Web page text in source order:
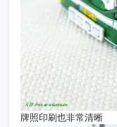
牌照印刷也非常清晰